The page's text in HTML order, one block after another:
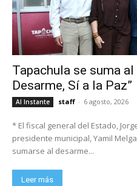
Tapachula se suma al
Desarme, Sí a la Paz”
Al Instante staff - 6 agosto, 2026
* El fiscal general del Estado,
presidente municipal, Yamil
sumarse al desarme...
Leer más